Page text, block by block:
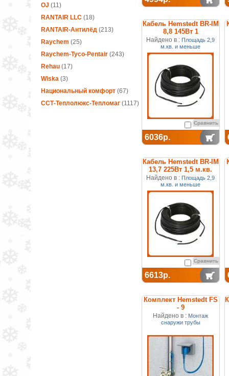
OJ (11)
RANTAIR LLC(18)
RANTAIR-Антилёд(213)
Raychem (25)
Raychem-Tyco-Pentair (243)
Rehau(17)
Wiska(3)
Национальный комфорт(67)
ССТ-Теплолюкс-Тепломаг(1117)
Кабель Hemstedt BR-IM
8,8 145Вт 1
м.кв.двухжильный
Найдено в : Площадь 2,9
м.кв. и меньше
Сравнить
6036р.
Кабель Hemstedt BR-IM
13,7 225Вт 1,5 м.кв.
двухжильный
Найдено в : Площадь 2,9
м.кв. и меньше
Сравнить
6613р.
Комплект Hemstedt FS
- 9
Найдено в : Монтаж
снаружи трубы